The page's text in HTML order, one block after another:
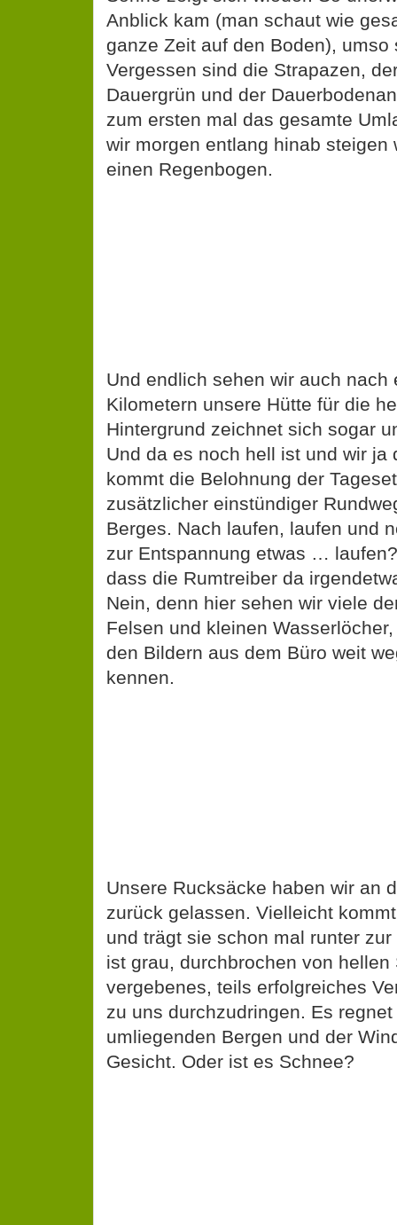
Anblick kam (man schaut wie
ganze Zeit auf den Boden), umso
Vergessen sind die Strapazen,
Dauergrün und der
zum ersten mal das gesamte
wir morgen entlang hinab
einen Regenbogen.
Und endlich sehen wir auch nach
Kilometern unsere Hütte für die
Hintergrund zeichnet sich sogar
Und da es noch hell ist und wir ja
kommt die Belohnung der
zusätzlicher einstündiger
Berges. Nach laufen, laufen und
zur Entspannung etwas …
dass die Rumtreiber da
Nein, denn hier sehen wir viele
Felsen und kleinen
den Bildern aus dem Büro weit
kennen.
Unsere Rucksäcke haben wir an
zurück gelassen. Vielleicht
und trägt sie schon mal runter
ist grau, durchbrochen von hellen
vergebenes, teils erfolgreiches
zu uns durchzudringen. Es
umliegenden Bergen und der
Gesicht. Oder ist es Schnee?